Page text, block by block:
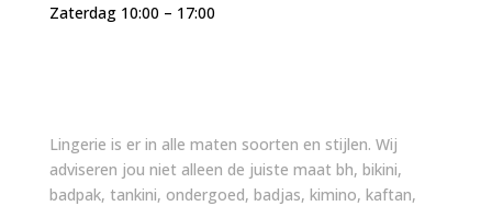
Zaterdag 10:00 – 17:00
Lingerie is er in alle maten soorten en stijlen. Wij
adviseren jou niet alleen de juiste maat bh, bikini,
badpak, tankini, ondergoed, badjas, kimino, kaftan,